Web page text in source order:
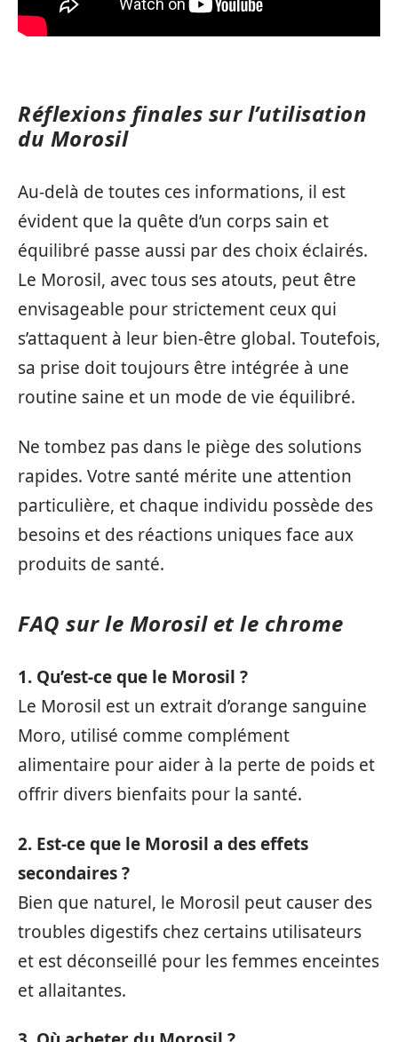
Réflexions finales sur l’utilisation
du Morosil
Au-delà de toutes ces informations, il est
évident que la quête d’un corps sain et
équilibré passe aussi par des choix éclairés.
Le Morosil, avec tous ses atouts, peut être
envisageable pour strictement ceux qui
s’attaquent à leur bien-être global. Toutefois,
sa prise doit toujours être intégrée à une
routine saine et un mode de vie équilibré.
Ne tombez pas dans le piège des solutions
rapides. Votre santé mérite une attention
particulière, et chaque individu possède des
besoins et des réactions uniques face aux
produits de santé.
FAQ sur le Morosil et le chrome
1. Qu’est-ce que le Morosil ?
Le Morosil est un extrait d’orange sanguine
Moro, utilisé comme complément
alimentaire pour aider à la perte de poids et
offrir divers bienfaits pour la santé.
2. Est-ce que le Morosil a des effets
secondaires ?
Bien que naturel, le Morosil peut causer des
troubles digestifs chez certains utilisateurs
et est déconseillé pour les femmes enceintes
et allaitantes.